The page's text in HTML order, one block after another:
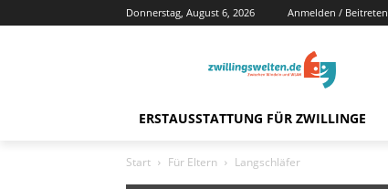
Donnerstag, August 6, 2026 Anmelden / Beitreten
ERSTAUSSTATTUNG FÜR ZWILLINGE
Start Für Eltern Langschläfer